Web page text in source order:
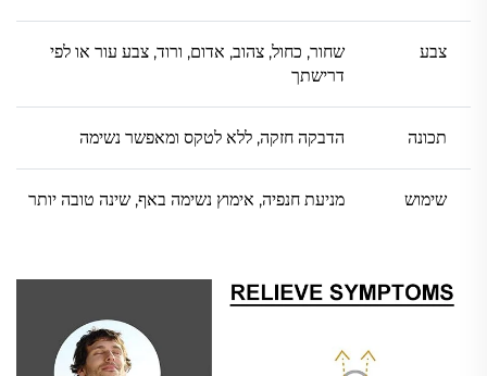
צבע
שחור, כחול, צהוב, אדום, ורוד, צבע עור או לפי
דרישתך
תכונה הדבקה חזקה, ללא לטקס ומאפשר נשימה
שימוש מניעת חנפיה, אימוץ נשימה באף, שינה טובה יותר